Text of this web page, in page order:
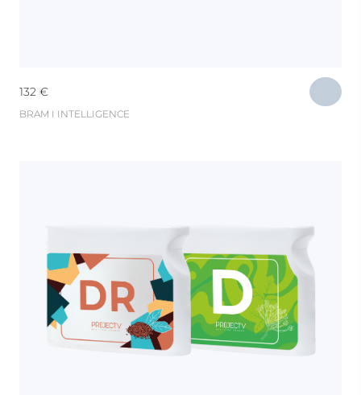
132 €
BRAM I INTELLIGENCE